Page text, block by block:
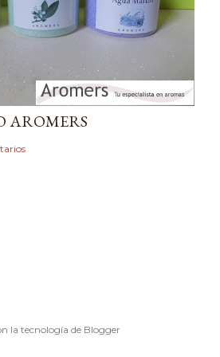
AROMERS
la tecnología de Blogger